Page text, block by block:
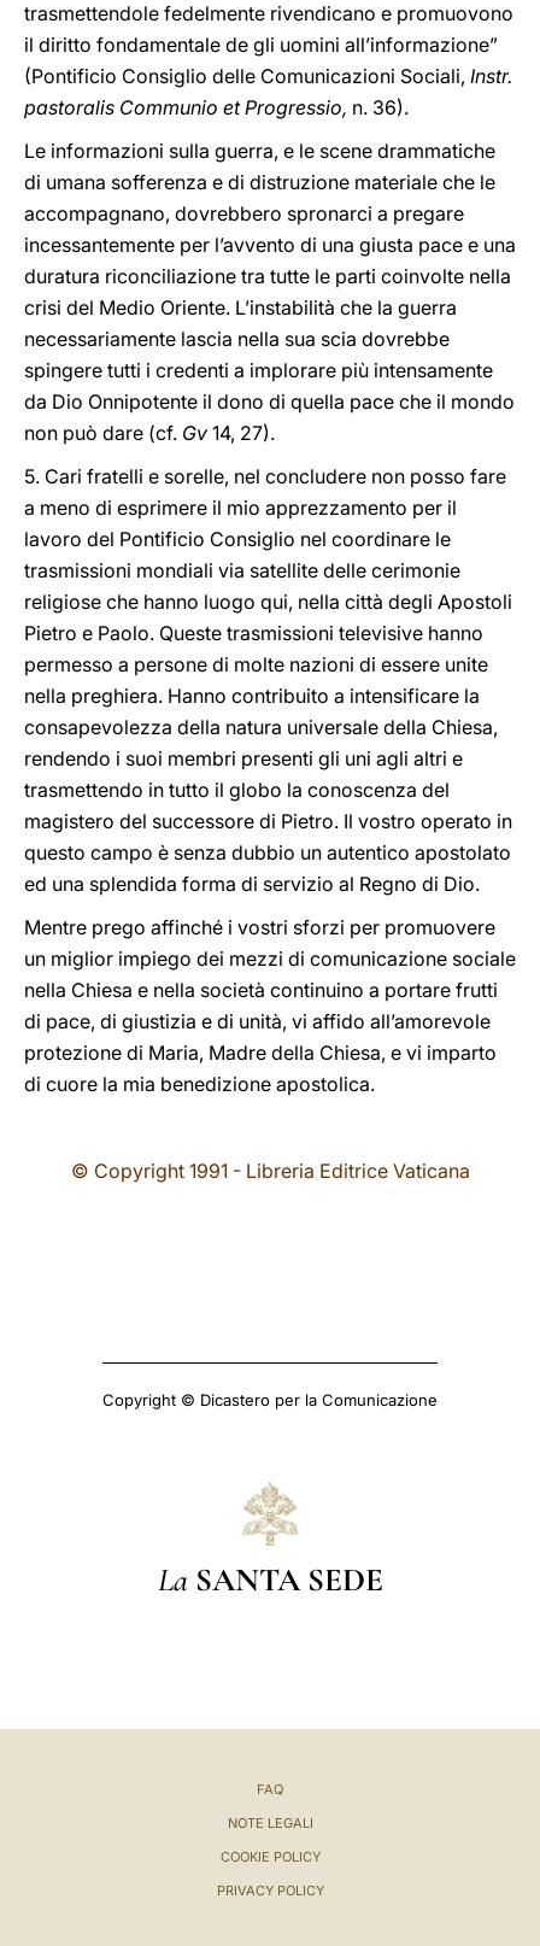
trasmettendole fedelmente rivendicano e promuovono
il diritto fondamentale de gli uomini all’informazione”
(Pontificio Consiglio delle Comunicazioni Sociali, Instr.
pastoralis Communio et Progressio, n. 36).
Le informazioni sulla guerra, e le scene drammatiche
di umana sofferenza e di distruzione materiale che le
accompagnano, dovrebbero spronarci a pregare
incessantemente per l’avvento di una giusta pace e una
duratura riconciliazione tra tutte le parti coinvolte nella
crisi del Medio Oriente. L’instabilità che la guerra
necessariamente lascia nella sua scia dovrebbe
spingere tutti i credenti a implorare più intensamente
da Dio Onnipotente il dono di quella pace che il mondo
non può dare (cf. Gv 14, 27).
5. Cari fratelli e sorelle, nel concludere non posso fare
a meno di esprimere il mio apprezzamento per il
lavoro del Pontificio Consiglio nel coordinare le
trasmissioni mondiali via satellite delle cerimonie
religiose che hanno luogo qui, nella città degli Apostoli
Pietro e Paolo. Queste trasmissioni televisive hanno
permesso a persone di molte nazioni di essere unite
nella preghiera. Hanno contribuito a intensificare la
consapevolezza della natura universale della Chiesa,
rendendo i suoi membri presenti gli uni agli altri e
trasmettendo in tutto il globo la conoscenza del
magistero del successore di Pietro. Il vostro operato in
questo campo è senza dubbio un autentico apostolato
ed una splendida forma di servizio al Regno di Dio.
Mentre prego affinché i vostri sforzi per promuovere
un miglior impiego dei mezzi di comunicazione sociale
nella Chiesa e nella società continuino a portare frutti
di pace, di giustizia e di unità, vi affido all’amorevole
protezione di Maria, Madre della Chiesa, e vi imparto
di cuore la mia benedizione apostolica.
© Copyright 1991 - Libreria Editrice Vaticana
Copyright © Dicastero per la Comunicazione
La SANTA SEDE
FAQ
NOTE LEGALI
COOKIE POLICY
PRIVACY POLICY